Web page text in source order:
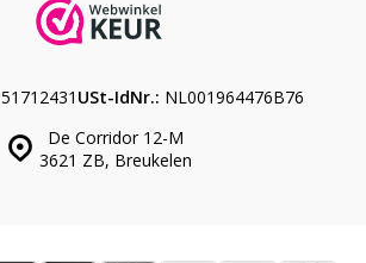
De Corridor 12-M
3621 ZB, Breukelen
51712431 USt-IdNr.: NL001964476B76